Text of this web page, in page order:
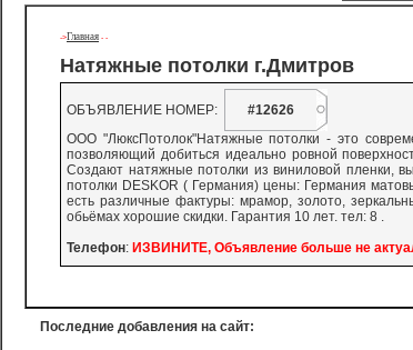
->Главная - -
Натяжные потолки г.Дмитров
ОБЪЯВЛЕНИЕ НОМЕР:
#12626
ООО "ЛюксПотолок"Натяжные потолки - это
позволяющий добиться идеально ровной
Создают натяжные потолки из виниловой пленки,
потолки DESKOR ( Германия) цены: Германия
есть различные фактуры: мрамор, золото,
обьёмах хорошие скидки. Гарантия 10 лет. тел: 8 .
Телефон: ИЗВИНИТЕ, Объявление больше не
Последние добавления на сайт: